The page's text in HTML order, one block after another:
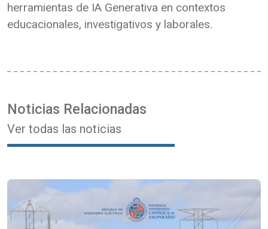
herramientas de IA Generativa en contextos
educacionales, investigativos y laborales.
Noticias Relacionadas
Ver todas las noticias